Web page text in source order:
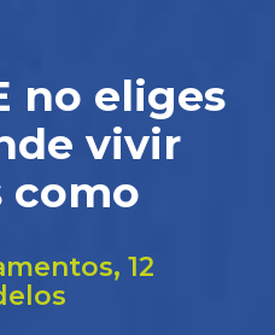
no eliges
vivir
como
12